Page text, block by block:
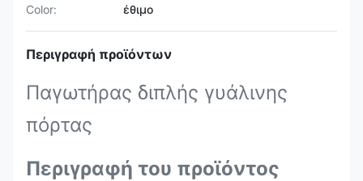
Color:
έθιμο
Περιγραφή προϊόντων
Παγωτήρας διπλής γυάλινης
πόρτας
Περιγραφή του προϊόντος